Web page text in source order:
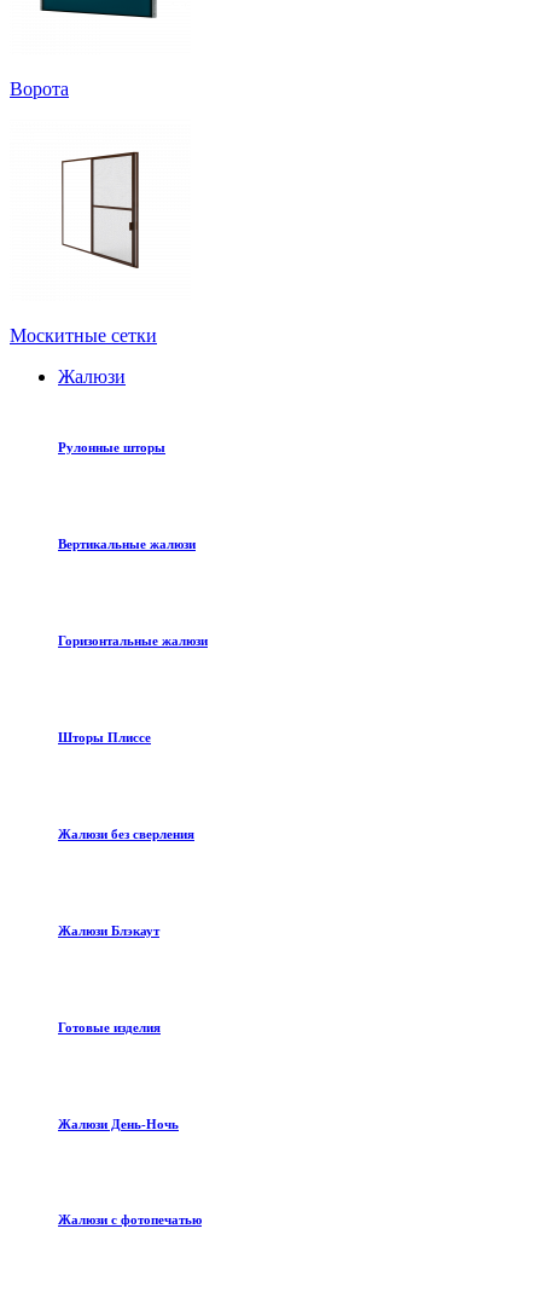
Ворота
Москитные сетки
Жалюзи
Рулонные шторы
Вертикальные жалюзи
Горизонтальные жалюзи
Шторы Плиссе
Жалюзи без сверления
Жалюзи Блэкаут
Готовые изделия
Жалюзи День-Ночь
Жалюзи с фотопечатью